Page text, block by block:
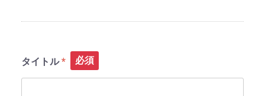
タイトル 必須